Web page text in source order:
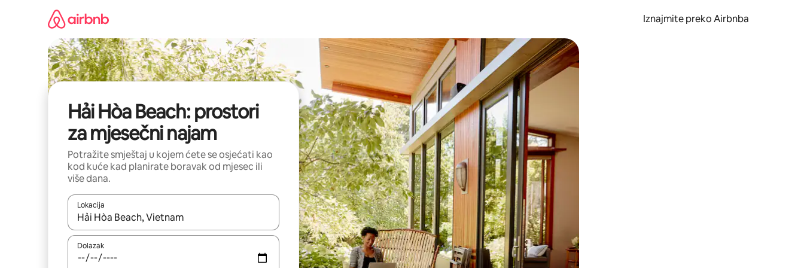
Iznajmite preko Airbnba
Hải Hòa Beach: prostori
za mjesečni najam
Potražite smještaj u kojem ćete se osjećati kao
kod kuće kad planirate boravak od mjesec ili
više dana.
Lokacija
Kada budu dostupni rezultati, moći ćete ih pregledati koristeći se strelicama prema gore i prema dolje, kao i dodirom ili prelaskom prstom po zaslonu.
Dolazak